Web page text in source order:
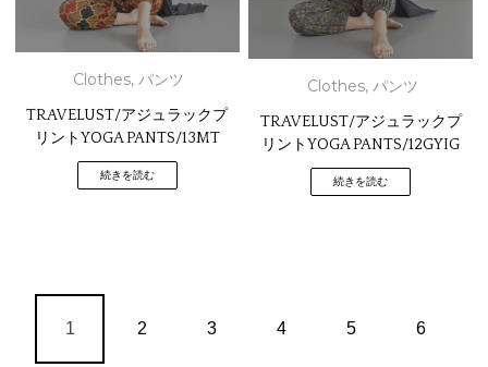
Clothes,パンツ
TRAVELUST/アジュラックプ
リントYOGA PANTS/13MT
続きを読む
Clothes, パンツ
TRAVELUST/アジュラックプ
リントYOGA PANTS/12GYIG
続きを読む
1 2 3 4 5 6